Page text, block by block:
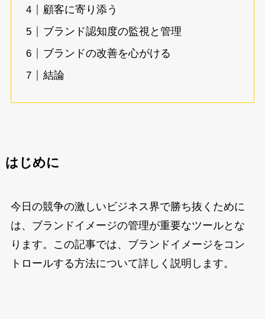
顧客に寄り添う
ブランド認知度の監視と管理
ブランドの改善を心がける
結論
はじめに
今日の競争の激しいビジネス界で勝ち抜くために
は、ブランドイメージの管理が重要なツールとな
ります。この記事では、ブランドイメージをコン
トロールする方法について詳しく説明します。